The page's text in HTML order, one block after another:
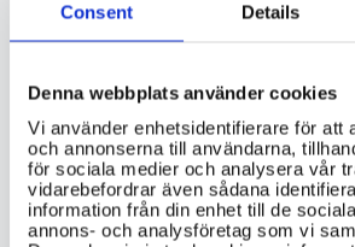
Consent Details
Denna webbplats använder cookies
Vi använder enhetsidentifierare för att
och annonserna till användarna,
för sociala medier och analysera vår
vidarebefordrar även sådana
information från din enhet till de
annons- och analysföretag som vi
VIKTIG INFORMATION
Hur skiljer sig